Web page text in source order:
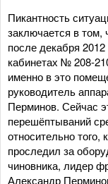
Пикантность
заключается в том,
после декабря
кабинетах № 208-
именно в это
руководитель
Перминов. Сейчас
перешёптываний
относительно того,
проследил за
чиновника, лидер
Александр